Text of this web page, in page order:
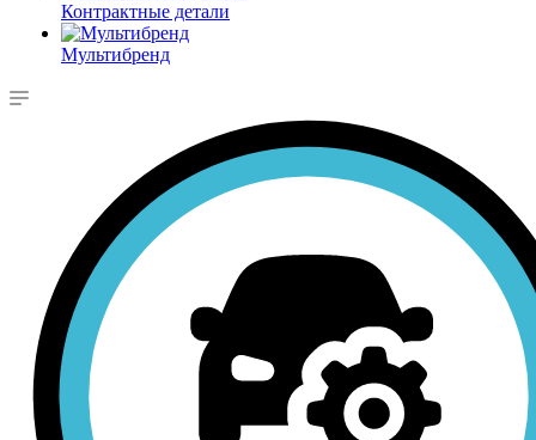
Контрактные детали
Мультибренд